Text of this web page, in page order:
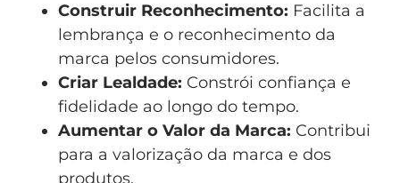
Construir Reconhecimento: Facilita a
lembrança e o reconhecimento da
marca pelos consumidores.
Criar Lealdade: Constrói confiança e
fidelidade ao longo do tempo.
Aumentar o Valor da Marca: Contribui
para a valorização da marca e dos
produtos.